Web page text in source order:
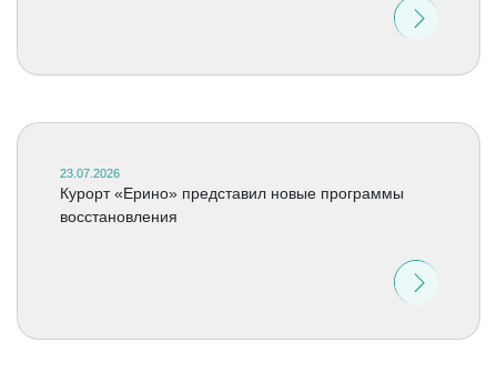
23.07.2026
Курорт «Ерино» представил новые программы
восстановления